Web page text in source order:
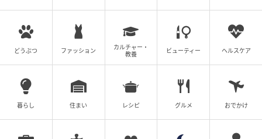
7番も前に動いてる
親知らずってこんな動き方をするんだ…！と、思わず
二度見してしまうようなビフォーアフターに、多くの
人が驚いた様子でした。
医師の判断のもと、現時点では、引き続き経過観察と
どうぶつ ファッション
カルチャー・
教養
ビューティー ヘルスケア
暮らし 住まい レシピ グルメ おでかけ